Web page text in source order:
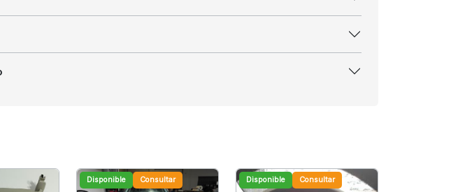
Disponible Consultar Disponible Consultar